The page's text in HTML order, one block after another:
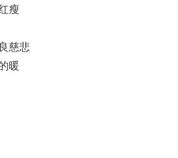
瘦
慈悲
暖